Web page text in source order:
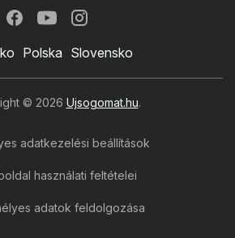
Polska Slovensko
© 2026 Ujsogomat.hu.
adatkezelési beállítások
használati feltételei
adatok feldolgozása